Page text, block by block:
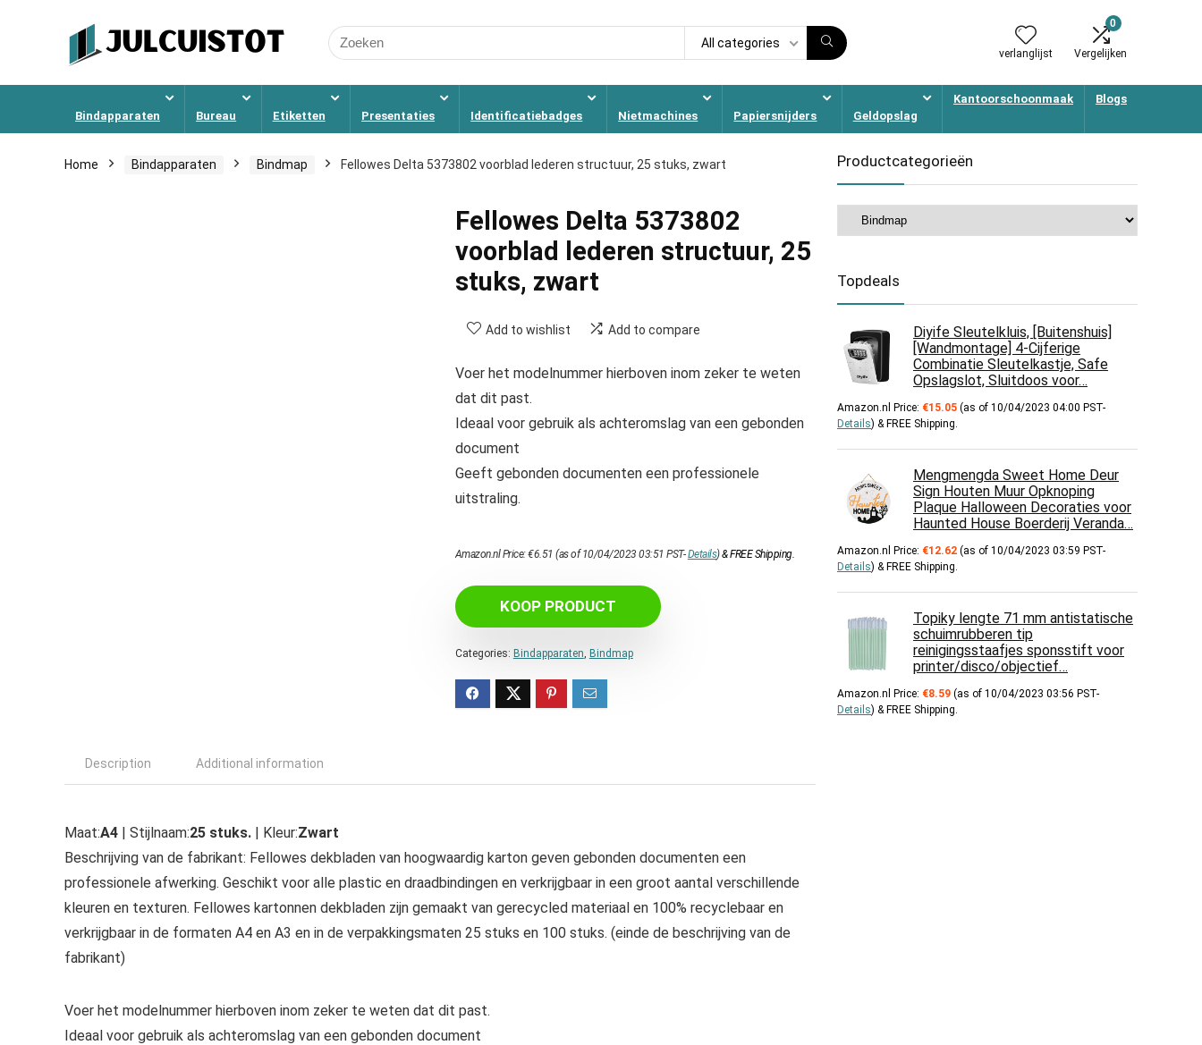
Search
for:
All categories
verlanglijst
0
Vergelijken
Bindapparaten Bureau Etiketten Presentaties Identificatiebadges Nietmachines Papiersnijders Geldopslag
Kantoorschoonmaak Blogs
Home Bindapparaten Bindmap Fellowes Delta 5373802 voorblad lederen structuur, 25 stuks, zwart
Fellowes Delta 5373802
voorblad lederen structuur, 25
stuks, zwart
Add to wishlist Add to compare
Voer het modelnummer hierboven inom zeker te weten
dat dit past.
Ideaal voor gebruik als achteromslag van een gebonden
document
Geeft gebonden documenten een professionele
uitstraling.
Amazon.nl Price:€6.51 (as of 10/04/2023 03:51 PST-Details)&FREE Shipping.
KOOP PRODUCT
Categories: Bindapparaten, Bindmap
Description Additional information
Maat:A4 | Stijlnaam:25 stuks. | Kleur:Zwart
Beschrijving van de fabrikant: Fellowes dekbladen van hoogwaardig karton geven gebonden documenten een
professionele afwerking. Geschikt voor alle plastic en draadbindingen en verkrijgbaar in een groot aantal verschillende
kleuren en texturen. Fellowes kartonnen dekbladen zijn gemaakt van gerecycled materiaal en 100% recyclebaar en
verkrijgbaar in de formaten A4 en A3 en in de verpakkingsmaten 25 stuks en 100 stuks. (einde de beschrijving van de
fabrikant)
Voer het modelnummer hierboven inom zeker te weten dat dit past.
Ideaal voor gebruik als achteromslag van een gebonden document
Productcategorieën
Topdeals
Diyife Sleutelkluis, [Buitenshuis]
[Wandmontage] 4-Cijferige
Combinatie Sleutelkastje, Safe
Opslagslot, Sluitdoos voor…
Amazon.nl Price: €15.05 (as of 10/04/2023 04:00 PST-
Details) & FREE Shipping.
Mengmengda Sweet Home Deur
Sign Houten Muur Opknoping
Plaque Halloween Decoraties voor
Haunted House Boerderij Veranda…
Amazon.nl Price: €12.62 (as of 10/04/2023 03:59 PST-
Details) & FREE Shipping.
Topiky lengte 71 mm antistatische
schuimrubberen tip
reinigingsstaafjes sponsstift voor
printer/disco/objectief…
Amazon.nl Price: €8.59 (as of 10/04/2023 03:56 PST-
Details) & FREE Shipping.